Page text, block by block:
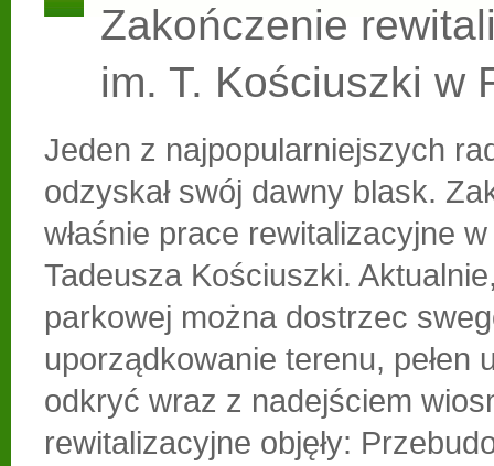
Zakończenie
im. T. Kościuszki w
Jeden z najpopularniejszych
odzyskał swój dawny blask.
właśnie prace rewitalizacyjne
Tadeusza Kościuszki.
parkowej można dostrzec
uporządkowanie terenu, pełen
odkryć wraz z nadejściem
rewitalizacyjne objęły: